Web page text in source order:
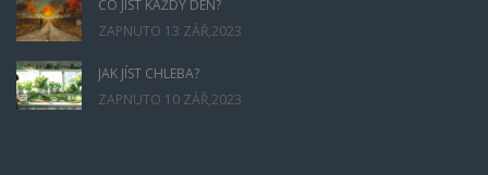
CO JÍST KAŽDÝ DEN?
ZAPNUTO 13 ZÁŘ,2023
JAK JÍST CHLEBA?
ZAPNUTO 10 ZÁŘ,2023